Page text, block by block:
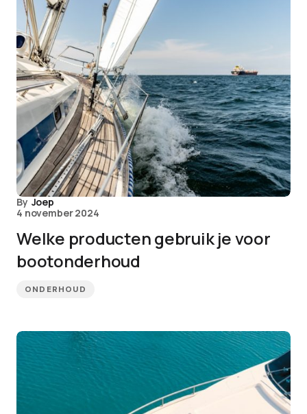
By Joep
4 november 2024
Welke producten gebruik je voor
bootonderhoud
ONDERHOUD